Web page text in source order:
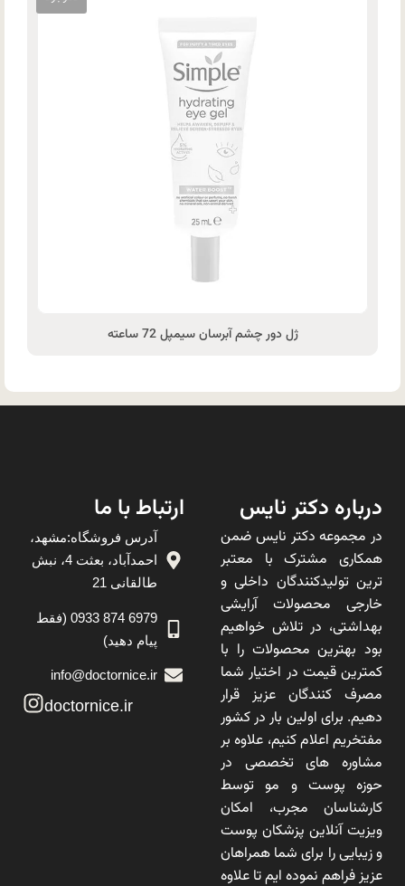
ژل دور چشم آبرسان سیمپل 72 ساعته
درباره دکتر نایس
در مجموعه دکتر نایس ضمن
همکاری مشترک با معتبر
ترین تولیدکنندگان داخلی و
خارجی محصولات آرایشی
بهداشتی، در تلاش خواهیم
بود بهترین محصولات را با
کمترین قیمت در اختیار شما
مصرف کنندگان عزیز قرار
دهیم. برای اولین بار در کشور
مفتخریم اعلام کنیم، علاوه بر
مشاوره های تخصصی در
حوزه پوست و مو توسط
کارشناسان مجرب، امکان
ویزیت آنلاین پزشکان پوست
و زیبایی را برای شما همراهان
عزیز فراهم نموده ایم تا علاوه
ارتباط با ما
آدرس فروشگاه:مشهد،
احمدآباد، بعثت 4، نبش
طالقانی 21
6979 874 0933 (فقط
پیام دهید)
info@doctornice.ir
doctornice.ir